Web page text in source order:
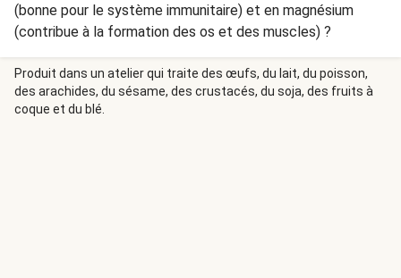
(bonne pour le système immunitaire) et en magnésium
(contribue à la formation des os et des muscles) ?
Produit dans un atelier qui traite des œufs, du lait, du poisson,
des arachides, du sésame, des crustacés, du soja, des fruits à
coque et du blé.